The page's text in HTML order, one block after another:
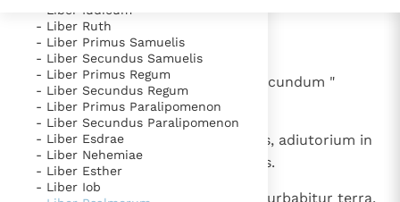
Lezen
Documenten
Bijbel
Thema’s
Berichten
Denzinger
Over ons
Nieuwsbrief
Gebruiksvoorwaarden
Nieuwste Documenten
- Liber Iudicum
- Liber Ruth
- Liber Primus Samuelis
- Liber Secundus Samuelis
- Liber Primus Regum
- Liber Secundus Regum
- Liber Primus Paralipomenon
- Liber Secundus Paralipomenon
- Liber Esdrae
- Liber Nehemiae
- Liber Esther
- Liber Iob
- Psalmus 46 (45)
Magistro chori. Filiorum Core. Secundum "
Virgines... ". Canticum.
Deus est nobis refugium et virtus, adiutorium in
tribulationibus inventus est nimis.
Propterea non timebimus, dum turbabitur terra,